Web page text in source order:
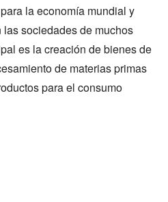
la economía mundial y
sociedades de muchos
es la creación de bienes de
de materias primas
para el consumo